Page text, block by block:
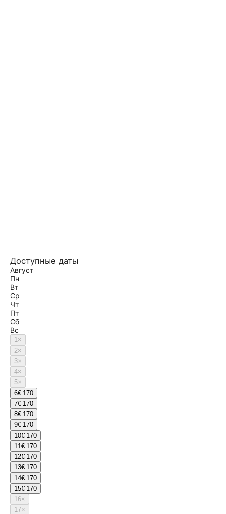
Доступные даты
Август
Пн
Вт
Ср
Чт
Пт
Сб
Вс
1×
2×
3×
4×
5×
6€ 170
7€ 170
8€ 170
9€ 170
10€ 170
11€ 170
12€ 170
13€ 170
14€ 170
15€ 170
16×
17×